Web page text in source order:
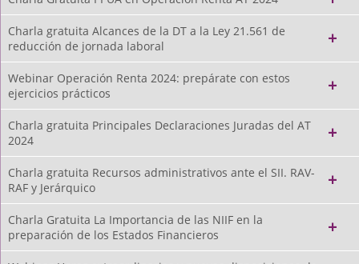
Charla gratuita Alcances de la DT a la Ley 21.561 de
reducción de jornada laboral
Webinar Operación Renta 2024: prepárate con estos
ejercicios prácticos
Charla gratuita Principales Declaraciones Juradas del AT
2024
Charla gratuita Recursos administrativos ante el SII. RAV-
RAF y Jerárquico
Charla Gratuita La Importancia de las NIIF en la
preparación de los Estados Financieros